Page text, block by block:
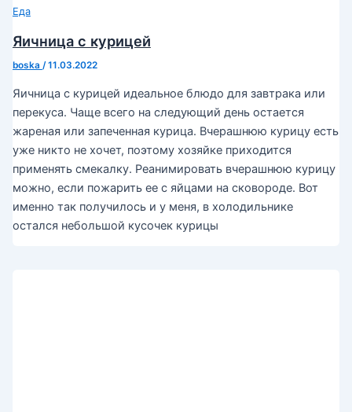
Еда
Яичница с курицей
boska /11.03.2022
Яичница с курицей идеальное блюдо для завтрака или
перекуса. Чаще всего на следующий день остается
жареная или запеченная курица. Вчерашнюю курицу есть
уже никто не хочет, поэтому хозяйке приходится
применять смекалку. Реанимировать вчерашнюю курицу
можно, если пожарить ее с яйцами на сковороде. Вот
именно так получилось и у меня, в холодильнике
остался небольшой кусочек курицы